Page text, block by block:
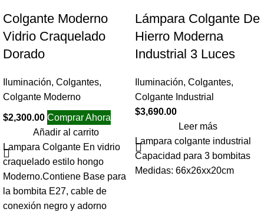
Colgante Moderno
Vidrio Craquelado
Dorado
Iluminación, Colgantes,
Colgante Moderno
$2,300.00 Comprar Ahora
Añadir al carrito
Lampara Colgante En vidrio
craquelado estilo hongo
Moderno.Contiene Base para
la bombita E27, cable de
conexión negro y adorno
Lámpara Colgante De
Hierro Moderna
Industrial 3 Luces
Iluminación, Colgantes,
Colgante Industrial
$3,690.00
Leer más
Lampara colgante industrial
Capacidad para 3 bombitas
Medidas: 66x26xx20cm